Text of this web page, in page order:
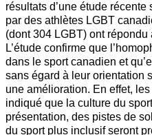
résultats d’une étude
par des athlètes LGBT
(dont 304 LGBT) ont
L’étude confirme que
dans le sport canadien et
sans égard à leur orientation
une amélioration. En effet,
indiqué que la culture du
présentation, des pistes de
du sport plus inclusif seront